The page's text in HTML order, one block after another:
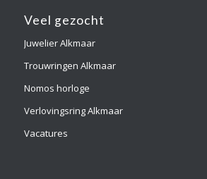
Veel gezocht
Juwelier Alkmaar
Trouwringen Alkmaar
Nomos horloge
Verlovingsring Alkmaar
Vacatures